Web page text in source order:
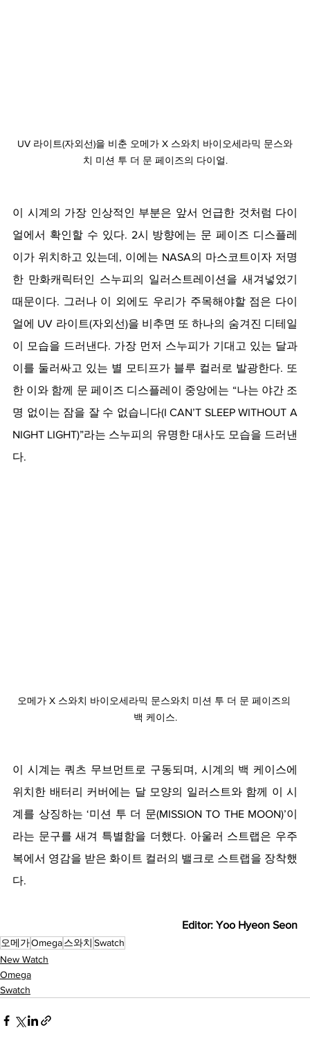
UV 라이트(자외선)을 비춘 오메가 X 스와치 바이오세라믹 문스와
치 미션 투 더 문 페이즈의 다이얼.
이 시계의 가장 인상적인 부분은 앞서 언급한 것처럼 다이
얼에서 확인할 수 있다. 2시 방향에는 문 페이즈 디스플레
이가 위치하고 있는데, 이에는 NASA의 마스코트이자 저명
한 만화캐릭터인 스누피의 일러스트레이션을 새겨넣었기
때문이다. 그러나 이 외에도 우리가 주목해야할 점은 다이
얼에 UV 라이트(자외선)을 비추면 또 하나의 숨겨진 디테일
이 모습을 드러낸다. 가장 먼저 스누피가 기대고 있는 달과
이를 둘러싸고 있는 별 모티프가 블루 컬러로 발광한다. 또
한 이와 함께 문 페이즈 디스플레이 중앙에는 “나는 야간 조
명 없이는 잠을 잘 수 없습니다(I CAN’T SLEEP WITHOUT A
NIGHT LIGHT)”라는 스누피의 유명한 대사도 모습을 드러낸
다.
오메가 X 스와치 바이오세라믹 문스와치 미션 투 더 문 페이즈의
백 케이스.
이 시계는 쿼츠 무브먼트로 구동되며 , 시계의 백 케이스에
위치한 배터리 커버에는 달 모양의 일러스트와 함께 이 시
계를 상징하는 ‘미션 투 더 문(MISSION TO THE MOON)’이
라는 문구를 새겨 특별함을 더했다. 아울러 스트랩은 우주
복에서 영감을 받은 화이트 컬러의 밸크로 스트랩을 장착했
다.
Editor: Yoo Hyeon Seon
오메가Omega스와치 Swatch
New Watch
Omega
Swatch